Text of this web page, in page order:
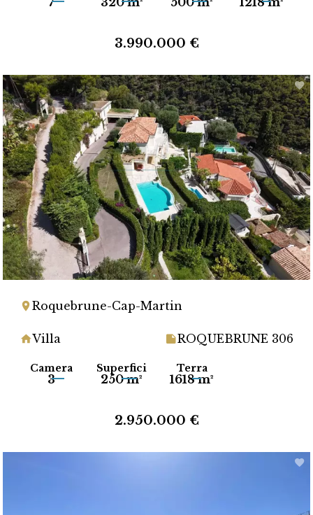
3.990.000 €
Roquebrune-Cap-Martin
Villa ROQUEBRUNE 306
Camera
3
Superfici
250 m²
Terra
1618 m²
2.950.000 €